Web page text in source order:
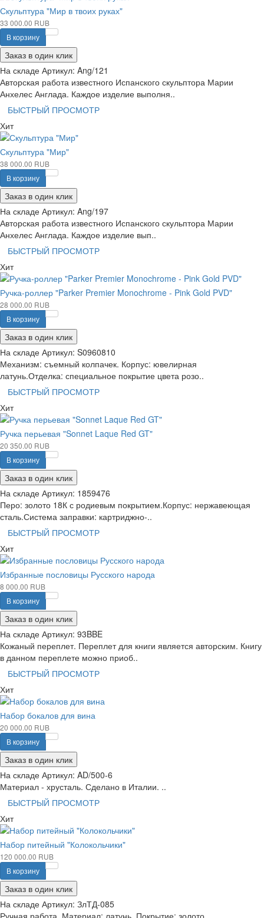
Скульптура "Мир в твоих руках"
33 000.00 RUB
В корзину
Заказ в один клик
На складе Артикул: Ang/121
Авторская работа известного Испанского скульптора Марии
Анхелес Англада. Каждое изделие выполня..
БЫСТРЫЙ ПРОСМОТР
Хит
Скульптура "Мир"
38 000.00 RUB
В корзину
Заказ в один клик
На складе Артикул: Ang/197
Авторская работа известного Испанского скульптора Марии
Анхелес Англада. Каждое изделие вып..
БЫСТРЫЙ ПРОСМОТР
Хит
Ручка-роллер "Parker Premier Monochrome - Pink Gold PVD"
28 000.00 RUB
В корзину
Заказ в один клик
На складе Артикул: S0960810
Механизм: съемный колпачек. Корпус: ювелирная
латунь.Отделка: специальное покрытие цвета розо..
БЫСТРЫЙ ПРОСМОТР
Хит
Ручка перьевая "Sonnet Laque Red GT"
20 350.00 RUB
В корзину
Заказ в один клик
На складе Артикул: 1859476
Перо: золото 18К с родиевым покрытием.Корпус: нержавеющая
сталь.Система заправки: картриджно-..
БЫСТРЫЙ ПРОСМОТР
Хит
Избранные пословицы Русского народа
8 000.00 RUB
В корзину
Заказ в один клик
На складе Артикул: 93BBE
Кожаный переплет. Переплет для книги является авторским. Книгу
в данном переплете можно приоб..
БЫСТРЫЙ ПРОСМОТР
Хит
Набор бокалов для вина
20 000.00 RUB
В корзину
Заказ в один клик
На складе Артикул: AD/500-6
Материал - хрусталь. Сделано в Италии. ..
БЫСТРЫЙ ПРОСМОТР
Хит
Набор питейный "Колокольчики"
120 000.00 RUB
В корзину
Заказ в один клик
На складе Артикул: ЗлТД-085
Ручная работа. Материал: латунь. Покрытие: золото,